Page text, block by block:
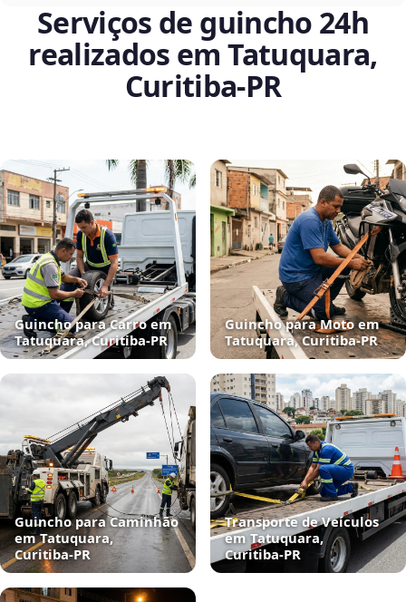
Serviços de guincho 24h
realizados em Tatuquara,
Curitiba‑PR
Guincho para Carro em
Tatuquara, Curitiba‑PR
Guincho para Moto em
Tatuquara, Curitiba‑PR
Guincho para Caminhão
em Tatuquara,
Curitiba‑PR
Transporte de Veículos
em Tatuquara,
Curitiba‑PR